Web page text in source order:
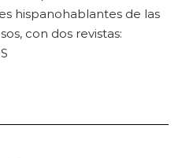
hispanohablantes de las
con dos revistas: